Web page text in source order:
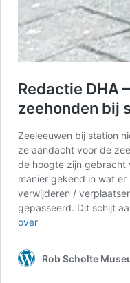
Redactie DHA
zeehonden bij
Zeeleeuwen bij station
ze aandacht voor de
de hoogte zijn gebracht
manier gekend in wat
verwijderen /
gepasseerd. Dit schijt
overRedactie
Zeeleeuwen
Rob Scholte